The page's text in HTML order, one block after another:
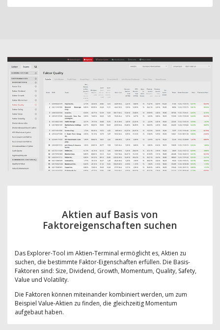
Aktien auf Basis von
Faktoreigenschaften suchen
Das Explorer-Tool im Aktien-Terminal ermöglicht es, Aktien zu
suchen, die bestimmte Faktor-Eigenschaften erfüllen. Die Basis-
Faktoren sind: Size, Dividend, Growth, Momentum, Quality, Safety,
Value und Volatility.
Die Faktoren können miteinander kombiniert werden, um zum
Beispiel Value-Aktien zu finden, die gleichzeitig Momentum
aufgebaut haben.